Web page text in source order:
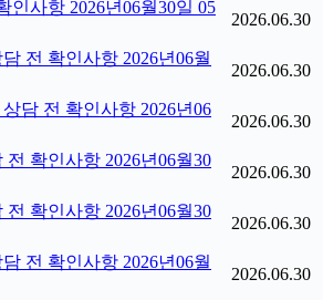
인사항 2026년06월30일 05
2026.06.30
전 확인사항 2026년06월
2026.06.30
담 전 확인사항 2026년06
2026.06.30
확인사항 2026년06월30
2026.06.30
확인사항 2026년06월30
2026.06.30
전 확인사항 2026년06월
2026.06.30